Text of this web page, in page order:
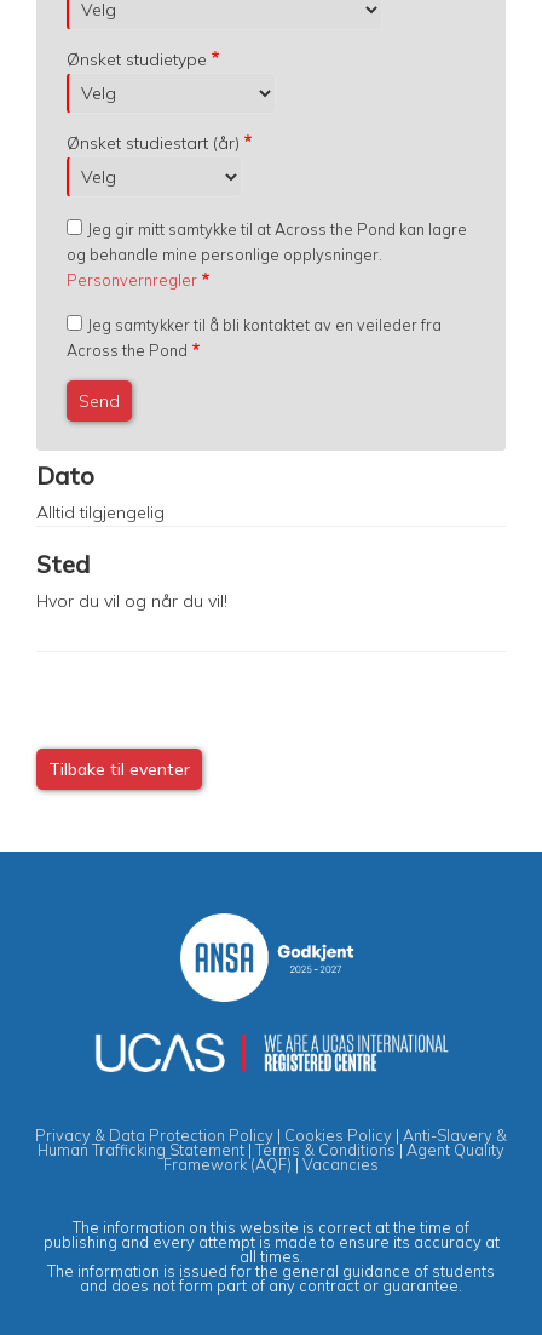
Ønsket studietype
Ønsket studiestart (år)
Jeg gir mitt samtykke til at Across the Pond kan lagre
og behandle mine personlige opplysninger.
Personvernregler
Jeg samtykker til å bli kontaktet av en veileder fra
Across the Pond
Dato
Alltid tilgjengelig
Sted
Hvor du vil og når du vil!
Tilbake til eventer
Privacy & Data Protection Policy | Cookies Policy | Anti-Slavery &
Human Trafficking Statement | Terms & Conditions| Agent Quality
Framework (AQF) | Vacancies
The information on this website is correct at the time of
publishing and every attempt is made to ensure its accuracy at
all times.
The information is issued for the general guidance of students
and does not form part of any contract or guarantee.